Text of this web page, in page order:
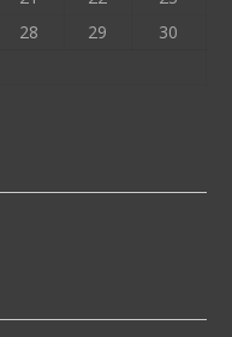
28 29
30